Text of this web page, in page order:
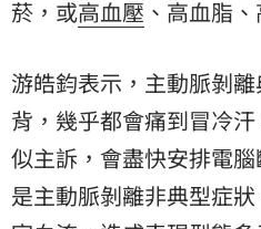
菸，或高血壓 、高血脂
游皓鈞表示，主動脈剝離
背，幾乎都會痛到冒冷
似主訴，會盡快安排電
是主動脈剝離非典型症